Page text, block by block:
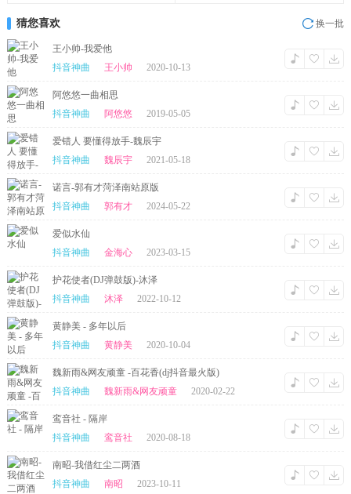
猜您喜欢 换一批
王小帅-我爱他
抖音神曲
王小帅 2020-10-13
阿悠悠一曲相思
抖音神曲
阿悠悠 2019-05-05
爱错人 要懂得放手-魏辰宇
抖音神曲
魏辰宇 2021-05-18
诺言-郭有才菏泽南站原版
抖音神曲
郭有才 2024-05-22
爱似水仙
抖音神曲
金海心 2023-03-15
护花使者(DJ弹鼓版)-沐泽
抖音神曲
沐泽 2022-10-12
黄静美 - 多年以后
抖音神曲
黄静美 2020-10-04
魏新雨&网友顽童 -百花香(dj抖音最火版)
抖音神曲
魏新雨&网友顽童 2020-02-22
鸾音社 - 隔岸
抖音神曲
鸾音社 2020-08-18
南昭-我借红尘二两酒
抖音神曲
南昭 2023-10-11